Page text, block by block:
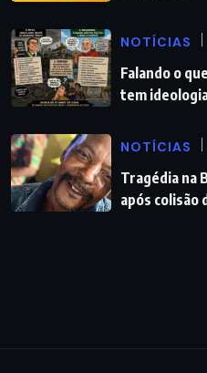
NOTÍCIAS
Falando o
tem
NOTÍCIAS
Tragédia na
após colisão